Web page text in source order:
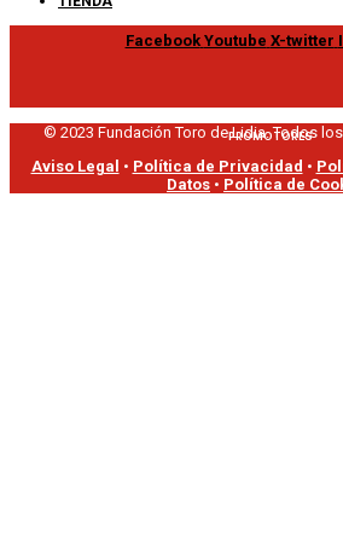
Facebook Youtube X-twitter
PROMOTORES
© 2023 Fundación Toro de Lidia. Todos
Aviso Legal • Política de Privacidad •
Datos • Política de